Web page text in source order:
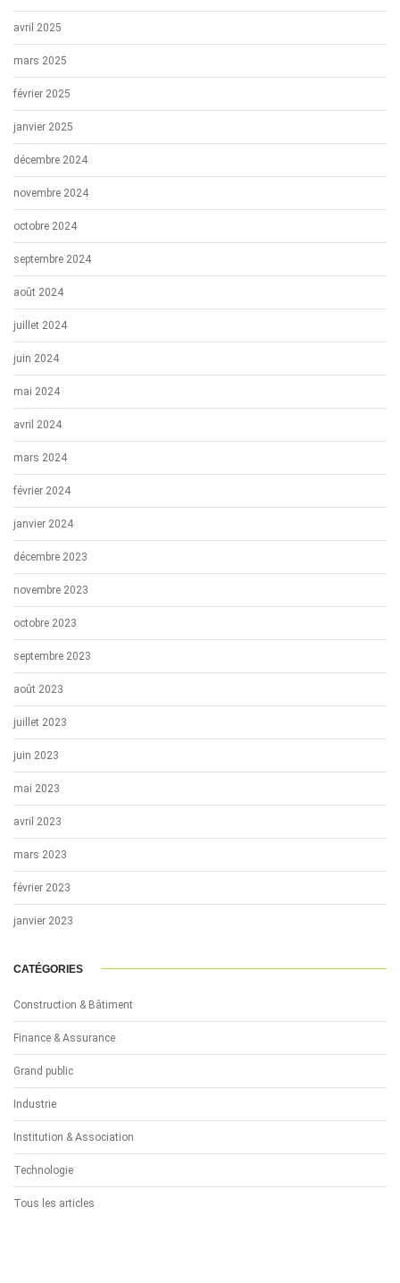
avril 2025
mars 2025
février 2025
janvier 2025
décembre 2024
novembre 2024
octobre 2024
septembre 2024
août 2024
juillet 2024
juin 2024
mai 2024
avril 2024
mars 2024
février 2024
janvier 2024
décembre 2023
novembre 2023
octobre 2023
septembre 2023
août 2023
juillet 2023
juin 2023
mai 2023
avril 2023
mars 2023
février 2023
janvier 2023
CATÉGORIES
Construction & Bâtiment
Finance & Assurance
Grand public
Industrie
Institution & Association
Technologie
Tous les articles